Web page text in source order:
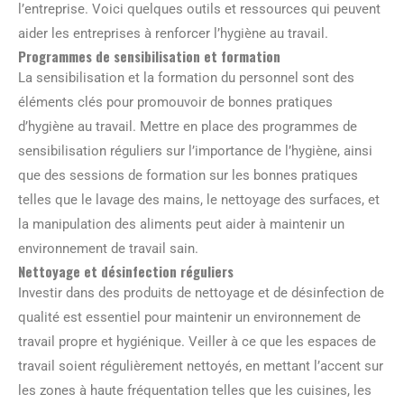
l’entreprise. Voici quelques outils et ressources qui peuvent
aider les entreprises à renforcer l’hygiène au travail.
Programmes de sensibilisation et formation
La sensibilisation et la formation du personnel sont des
éléments clés pour promouvoir de bonnes pratiques
d’hygiène au travail. Mettre en place des programmes de
sensibilisation réguliers sur l’importance de l’hygiène, ainsi
que des sessions de formation sur les bonnes pratiques
telles que le lavage des mains, le nettoyage des surfaces, et
la manipulation des aliments peut aider à maintenir un
environnement de travail sain.
Nettoyage et désinfection réguliers
Investir dans des produits de nettoyage et de désinfection de
qualité est essentiel pour maintenir un environnement de
travail propre et hygiénique. Veiller à ce que les espaces de
travail soient régulièrement nettoyés, en mettant l’accent sur
les zones à haute fréquentation telles que les cuisines, les